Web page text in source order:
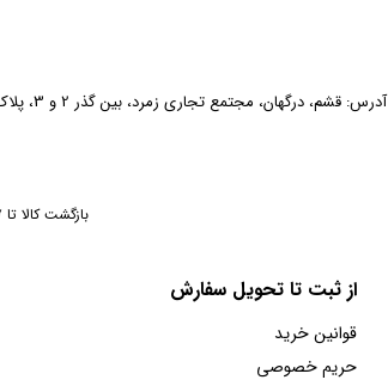
آدرس: قشم، درگهان، مجتمع تجاری زمرد، بین گذر 2 و 3، پلاک G8
بازگشت کالا تا ۷ روز طبق شرایط مرجوعی
از ثبت تا تحویل سفارش
قوانین خرید
حریم خصوصی